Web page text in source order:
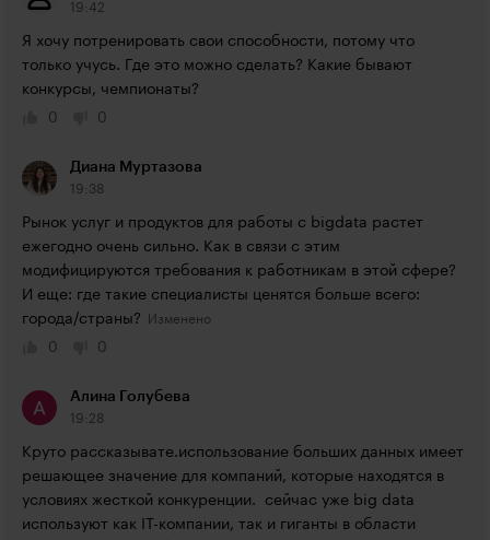
19:42
Я хочу потренировать свои способности, потому что
только учусь. Где это можно сделать? Какие бывают
конкурсы, чемпионаты?
0
0
Диана Муртазова
19:38
​​Рынок услуг и продуктов для работы с bigdata растет
ежегодно очень сильно. Как в связи с этим
модифицируются требования к работникам в этой сфере?
И еще: где такие специалисты ценятся больше всего:
города/страны?
0
0
Алина Голубева
19:28
Круто рассказывате.использование больших данных имеет
решающее значение для компаний, которые находятся в
условиях жесткой конкуренции.  сейчас уже big data
используют как IT-компании, так и гиганты в области